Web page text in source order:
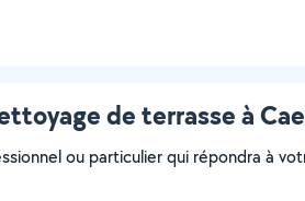
de terrasse à
ou particulier qui répondra à